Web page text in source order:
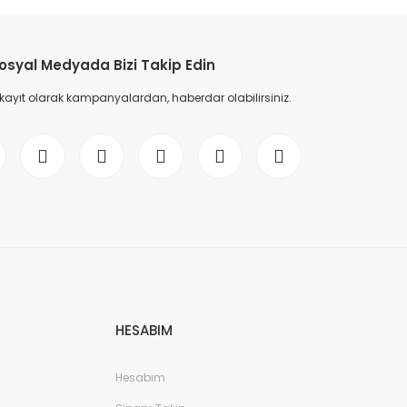
Medyada Bizi Takip Edin
olarak kampanyalardan, haberdar olabilirsiniz.
HESABIM
Hesabım